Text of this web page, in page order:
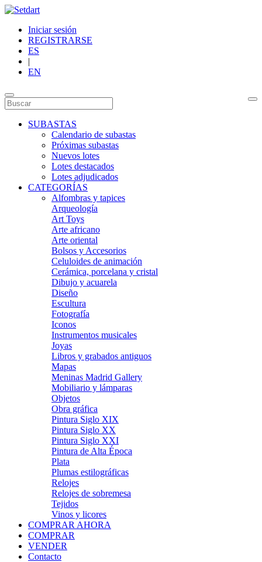
Iniciar sesión
REGISTRARSE
ES
|
EN
SUBASTAS
Calendario de subastas
Próximas subastas
Nuevos lotes
Lotes destacados
Lotes adjudicados
CATEGORÍAS
Alfombras y tapices
Arqueología
Art Toys
Arte africano
Arte oriental
Bolsos y Accesorios
Celuloides de animación
Cerámica, porcelana y cristal
Dibujo y acuarela
Diseño
Escultura
Fotografía
Iconos
Instrumentos musicales
Joyas
Libros y grabados antiguos
Mapas
Meninas Madrid Gallery
Mobiliario y lámparas
Objetos
Obra gráfica
Pintura Siglo XIX
Pintura Siglo XX
Pintura Siglo XXI
Pintura de Alta Época
Plata
Plumas estilográficas
Relojes
Relojes de sobremesa
Tejidos
Vinos y licores
COMPRAR AHORA
COMPRAR
VENDER
Contacto